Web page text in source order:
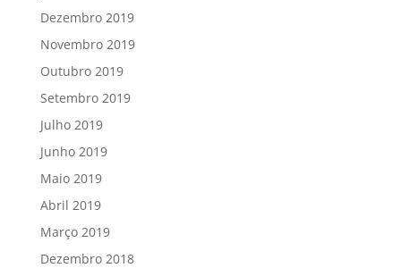
Dezembro 2019
Novembro 2019
Outubro 2019
Setembro 2019
Julho 2019
Junho 2019
Maio 2019
Abril 2019
Março 2019
Dezembro 2018